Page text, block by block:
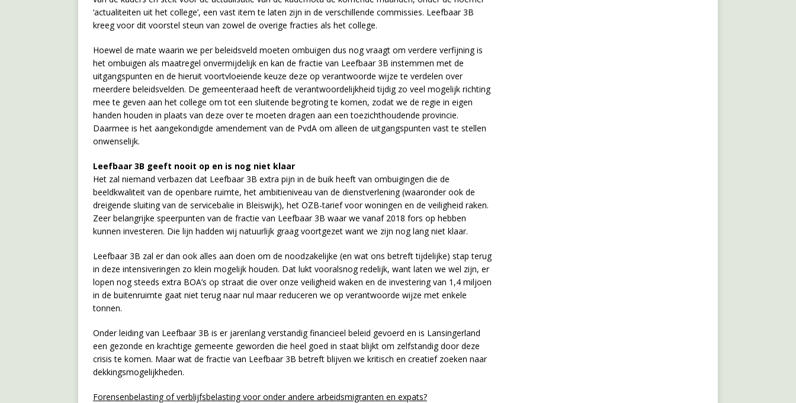
‘actualiteiten uit het college’, een vast item te laten zijn in de verschillende commissies. Leefbaar 3B
kreeg voor dit voorstel steun van zowel de overige fracties als het college.
Hoewel de mate waarin we per beleidsveld moeten ombuigen dus nog vraagt om verdere verfijning is
het ombuigen als maatregel onvermijdelijk en kan de fractie van Leefbaar 3B instemmen met de
uitgangspunten en de hieruit voortvloeiende keuze deze op verantwoorde wijze te verdelen over
meerdere beleidsvelden. De gemeenteraad heeft de verantwoordelijkheid tijdig zo veel mogelijk richting
mee te geven aan het college om tot een sluitende begroting te komen, zodat we de regie in eigen
handen houden in plaats van deze over te moeten dragen aan een toezichthoudende provincie.
Daarmee is het aangekondigde amendement van de PvdA om alleen de uitgangspunten vast te stellen
onwenselijk.
Leefbaar 3B geeft nooit op en is nog niet klaar
Het zal niemand verbazen dat Leefbaar 3B extra pijn in de buik heeft van ombuigingen die de
beeldkwaliteit van de openbare ruimte, het ambitieniveau van de dienstverlening (waaronder ook de
dreigende sluiting van de servicebalie in Bleiswijk), het OZB-tarief voor woningen en de veiligheid raken.
Zeer belangrijke speerpunten van de fractie van Leefbaar 3B waar we vanaf 2018 fors op hebben
kunnen investeren. Die lijn hadden wij natuurlijk graag voortgezet want we zijn nog lang niet klaar.
Leefbaar 3B zal er dan ook alles aan doen om de noodzakelijke (en wat ons betreft tijdelijke) stap terug
in deze intensiveringen zo klein mogelijk houden. Dat lukt vooralsnog redelijk, want laten we wel zijn, er
lopen nog steeds extra BOA’s op straat die over onze veiligheid waken en de investering van 1,4 miljoen
in de buitenruimte gaat niet terug naar nul maar reduceren we op verantwoorde wijze met enkele
tonnen.
Onder leiding van Leefbaar 3B is er jarenlang verstandig financieel beleid gevoerd en is Lansingerland
een gezonde en krachtige gemeente geworden die heel goed in staat blijkt om zelfstandig door deze
crisis te komen. Maar wat de fractie van Leefbaar 3B betreft blijven we kritisch en creatief zoeken naar
dekkingsmogelijkheden.
Forensenbelasting of verblijfsbelasting voor onder andere arbeidsmigranten en expats?